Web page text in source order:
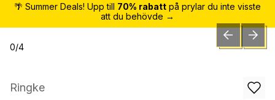
🌴 Summer Deals! Upp till 70% rabatt på prylar du inte visste
att du behövde →
0/4 PREVIOUSNEXT
Ringke